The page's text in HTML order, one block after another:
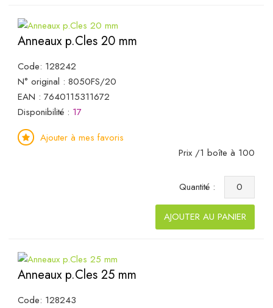
Anneaux p.Cles 20 mm
Code: 128242
N° original : 8050FS/20
EAN : 7640115311672
Disponibilité : 17
Ajouter à mes favoris
Prix /1 boîte à 100
Quantité :
AJOUTER AU PANIER
Anneaux p.Cles 25 mm
Code: 128243